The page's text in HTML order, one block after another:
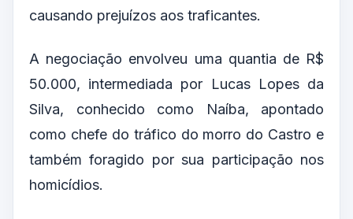
causando prejuízos aos traficantes.
A negociação envolveu uma quantia de R$
50.000, intermediada por Lucas Lopes da
Silva, conhecido como Naíba, apontado
como chefe do tráfico do morro do Castro e
também foragido por sua participação nos
homicídios.